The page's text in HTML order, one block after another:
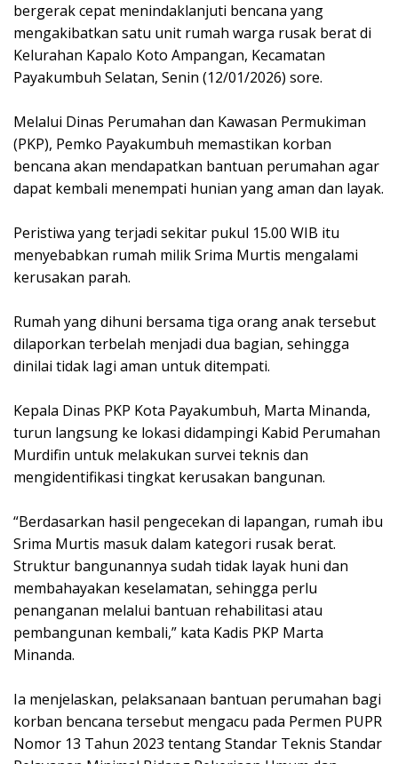
bergerak cepat menindaklanjuti bencana yang
mengakibatkan satu unit rumah warga rusak berat di
Kelurahan Kapalo Koto Ampangan, Kecamatan
Payakumbuh Selatan, Senin (12/01/2026) sore.
Melalui Dinas Perumahan dan Kawasan Permukiman
(PKP), Pemko Payakumbuh memastikan korban
bencana akan mendapatkan bantuan perumahan agar
dapat kembali menempati hunian yang aman dan layak.
Peristiwa yang terjadi sekitar pukul 15.00 WIB itu
menyebabkan rumah milik Srima Murtis mengalami
kerusakan parah.
Rumah yang dihuni bersama tiga orang anak tersebut
dilaporkan terbelah menjadi dua bagian, sehingga
dinilai tidak lagi aman untuk ditempati.
Kepala Dinas PKP Kota Payakumbuh, Marta Minanda,
turun langsung ke lokasi didampingi Kabid Perumahan
Murdifin untuk melakukan survei teknis dan
mengidentifikasi tingkat kerusakan bangunan.
“Berdasarkan hasil pengecekan di lapangan, rumah ibu
Srima Murtis masuk dalam kategori rusak berat.
Struktur bangunannya sudah tidak layak huni dan
membahayakan keselamatan, sehingga perlu
penanganan melalui bantuan rehabilitasi atau
pembangunan kembali,” kata Kadis PKP Marta
Minanda.
Ia menjelaskan, pelaksanaan bantuan perumahan bagi
korban bencana tersebut mengacu pada Permen PUPR
Nomor 13 Tahun 2023 tentang Standar Teknis Standar